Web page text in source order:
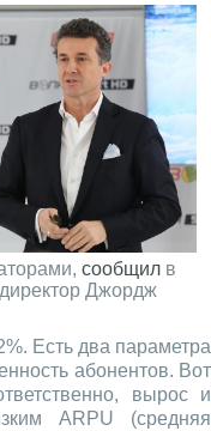
сообщил в
Джордж
Есть два параметра
абонентов. Вот
вырос и
ARPU (средняя